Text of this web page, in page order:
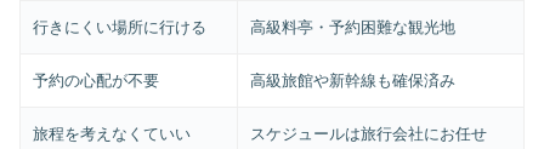
行きにくい場所に行ける 高級料亭・予約困難な観光地
予約の心配が不要 高級旅館や新幹線も確保済み
旅程を考えなくていい スケジュールは旅行会社にお任せ